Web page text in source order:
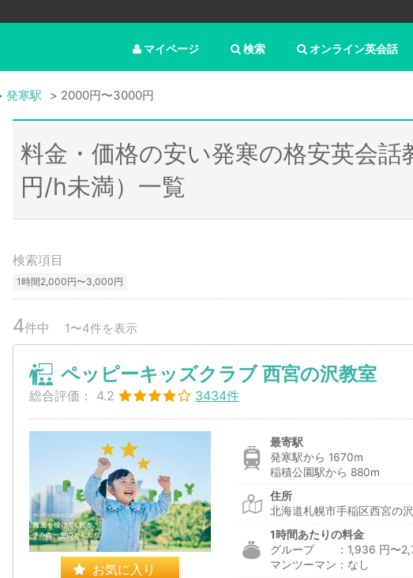
オンライン英会話
検索
マイページ
発寒駅 2000円〜3000円
料金・価格の安い発寒の格安英会
円/h未満）一覧
検索項目
1時間2,000円〜3,000円
4件中 1〜4件を表示
ペッピーキッズクラブ 西宮の沢教室
総合評価： 4.2 3434件
お気に入り
最寄駅
発寒駅から 1670m
稲積公園駅から 880m
住所
北海道札幌市手稲区西宮の
1時間あたりの料金
グループ ：1,936 円〜
マンツーマン：なし